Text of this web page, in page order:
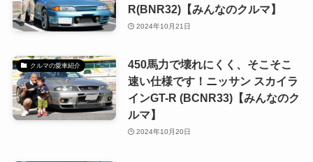
R(BNR32)【みんなのクルマ】
2024年10月21日
クルマの愛車紹介
450馬力で壊れにくく、そこそこ
速い仕様です！ニッサン スカイラ
インGT-R (BCNR33)【みんなのク
ルマ】
2024年10月20日